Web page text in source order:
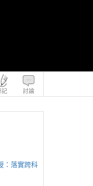
記 討論
：落實跨科